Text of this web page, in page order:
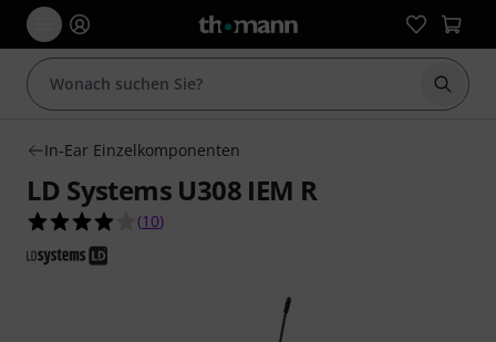
Suche
In-Ear Einzelkomponenten
LD Systems U308 IEM R
3.9 von 5 Sternen aus 10 Kundenbewertungen
(10)